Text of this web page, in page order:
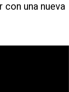
con una nueva